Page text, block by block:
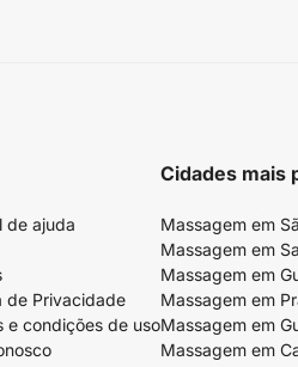
de ajuda
de Privacidade
e condições de uso
Cidades mais
Massagem em
Massagem em
Massagem em
Massagem em
Massagem em
Massagem em